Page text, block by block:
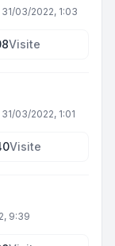
31/03/2022, 1:03
Visite
31/03/2022, 1:01
Visite
9:39